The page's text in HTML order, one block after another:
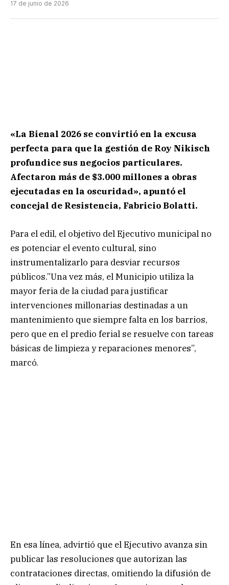
17 de junio de 2026
«La Bienal 2026 se convirtió en la excusa
perfecta para que la gestión de Roy Nikisch
profundice sus negocios particulares.
Afectaron más de $3.000 millones a obras
ejecutadas en la oscuridad», apuntó el
concejal de Resistencia, Fabricio Bolatti.
Para el edil, el objetivo del Ejecutivo municipal no
es potenciar el evento cultural, sino
instrumentalizarlo para desviar recursos
públicos.”Una vez más, el Municipio utiliza la
mayor feria de la ciudad para justificar
intervenciones millonarias destinadas a un
mantenimiento que siempre falta en los barrios,
pero que en el predio ferial se resuelve con tareas
básicas de limpieza y reparaciones menores”,
marcó.
En esa línea, advirtió que el Ejecutivo avanza sin
publicar las resoluciones que autorizan las
contrataciones directas, omitiendo la difusión de